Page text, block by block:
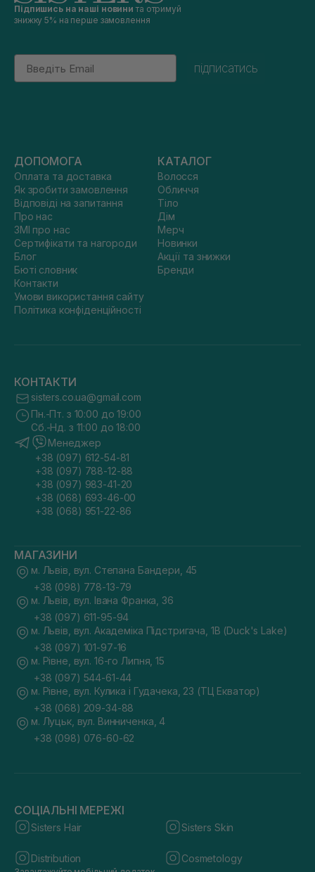
Підпишись на наші новини та отримуй
знижку 5% на перше замовлення
Email
підписатись
ДОПОМОГА
Оплата та доставка
Як зробити замовлення
Відповіді на запитання
Про нас
ЗМІ про нас
Сертифікати та нагороди
Блог
Бюті словник
Контакти
Умови використання сайту
Політика конфіденційності
КАТАЛОГ
Волосся
Обличчя
Тіло
Дім
Мерч
Новинки
Акції та знижки
Бренди
КОНТАКТИ
sisters.co.ua@gmail.com
Пн.-Пт. з 10:00 до 19:00
Сб.-Нд. з 11:00 до 18:00
Менеджер
+38 (097) 612-54-81
+38 (097) 788-12-88
+38 (097) 983-41-20
+38 (068) 693-46-00
+38 (068) 951-22-86
МАГАЗИНИ
м. Львів, вул. Степана Бандери, 45
+38 (098) 778-13-79
м. Львів, вул. Івана Франка, 36
+38 (097) 611-95-94
м. Львів, вул. Академіка Підстригача, 1В (Duck's Lake)
+38 (097) 101-97-16
м. Рівне, вул. 16-го Липня, 15
+38 (097) 544-61-44
м. Рівне, вул. Кулика і Гудачека, 23 (ТЦ Екватор)
+38 (068) 209-34-88
м. Луцьк, вул. Винниченка, 4
+38 (098) 076-60-62
СОЦІАЛЬНІ МЕРЕЖІ
Sisters Hair Sisters Skin
Distribution Cosmetology